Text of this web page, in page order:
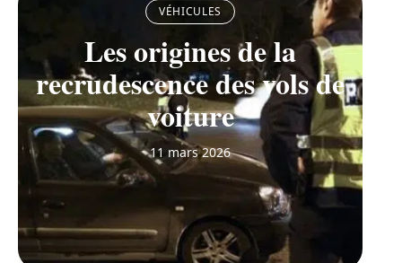
VÉHICULES
Les origines de la
recrudescence des vols de
voiture
11 mars 2026